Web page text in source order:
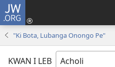
JW.ORG
"Ki Bota, Lubanga Onongo Pe"
KWAN I LEB